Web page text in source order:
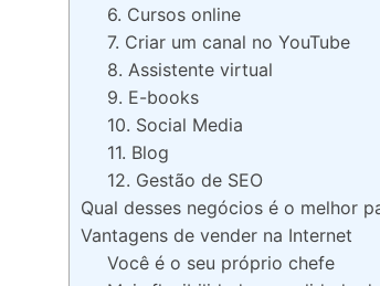
6. Cursos online
7. Criar um canal no YouTube
8. Assistente virtual
9. E-books
10. Social Media
11. Blog
12. Gestão de SEO
Qual desses negócios é o melhor
Vantagens de vender na Internet
Você é o seu próprio chefe